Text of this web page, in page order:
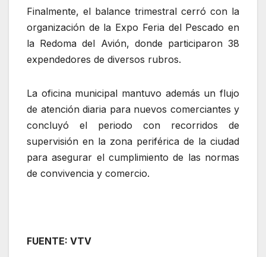
Finalmente, el balance trimestral cerró con la
organización de la Expo Feria del Pescado en
la Redoma del Avión, donde participaron 38
expendedores de diversos rubros.
La oficina municipal mantuvo además un flujo
de atención diaria para nuevos comerciantes y
concluyó el periodo con recorridos de
supervisión en la zona periférica de la ciudad
para asegurar el cumplimiento de las normas
de convivencia y comercio.
FUENTE: VTV